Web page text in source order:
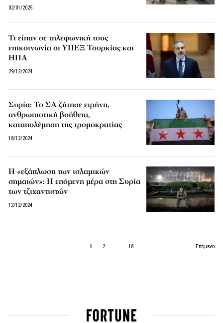
02/01/2025
Τι είπαν σε τηλεφωνική τους
επικοινωνία οι ΥΠΕΞ Τουρκίας και
ΗΠΑ
29/12/2024
Συρία: Το ΣΑ ζήτησε ειρήνη,
ανθρωπιστική βοήθεια,
καταπολέμηση της τρομοκρατίας
18/12/2024
Η «εξάπλωση των ισλαμικών
σημαιών»: Η επόμενη μέρα στη Συρία
των τζιχαντιστών
12/12/2024
1 2 … 18 Επόμενο